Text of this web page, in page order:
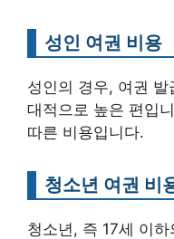
성인 여권 비용
성인의 경우, 여권
대적으로 높은 편입
따른 비용입니다.
청소년 여권 비
청소년, 즉 17세 이